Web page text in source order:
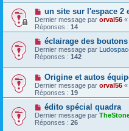
un site sur l'espace 2
Dernier message par orval56 «
Réponses : 14
éclairage des
Dernier message par
Réponses : 142
Origine et autos
Dernier message par orval56 «
Réponses : 19
édito spécial quadra
Dernier message par
Réponses : 26